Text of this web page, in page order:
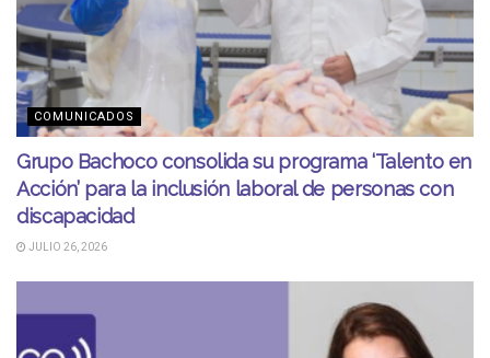
COMUNICADOS
Grupo Bachoco consolida su programa ‘Talento en
Acción’ para la inclusión laboral de personas con
discapacidad
JULIO 26, 2026